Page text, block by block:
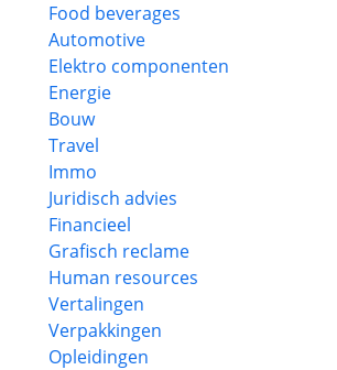
Food beverages
Automotive
Elektro componenten
Energie
Bouw
Travel
Immo
Juridisch advies
Financieel
Grafisch reclame
Human resources
Vertalingen
Verpakkingen
Opleidingen